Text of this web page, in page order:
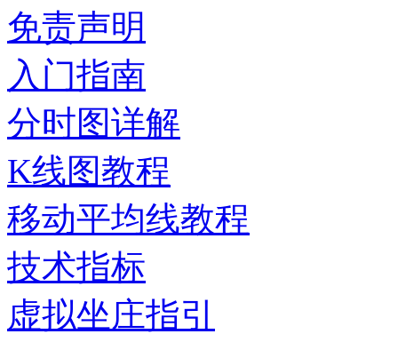
免责声明
入门指南
分时图详解
K线图教程
移动平均线教程
技术指标
虚拟坐庄指引